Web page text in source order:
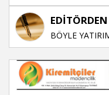
EDİTÖRDEN
BÖYLE